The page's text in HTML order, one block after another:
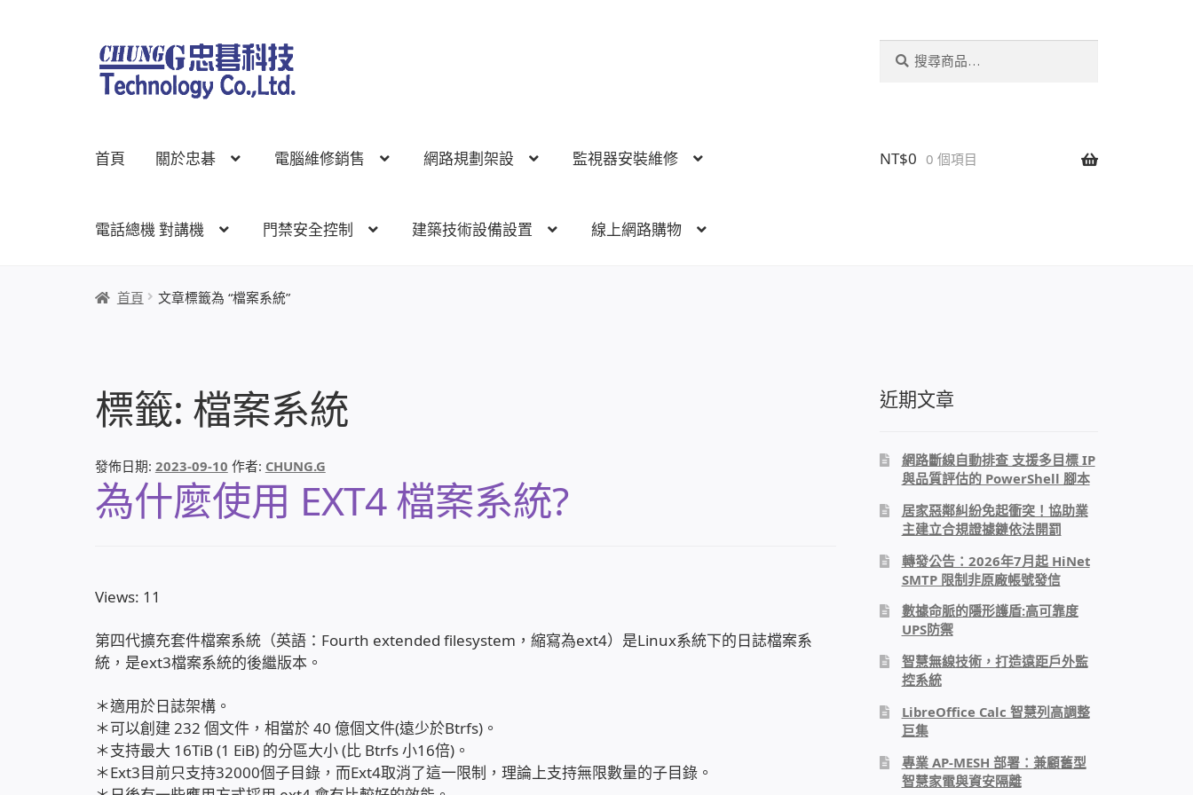
跳
至
導
跳
至
主
容
首頁 關於忠碁 電腦維修銷售 網路規劃架設 監視器安裝維修
電話總機 對講機 門禁安全控制 建築技術設備設置 線上網路購物
首頁關於忠碁電腦維修銷售網路規劃架設
NT$0 0 個項目
首頁 文章標籤為 “檔案系統”
標籤: 檔案系統
發佈日期: 2023-09-10 作者: CHUNG.G
為什麼使用 EXT4 檔案系統?
Views: 11
第四代擴充套件檔案系統（英語：Fourth extended filesystem，縮寫為ext4）是Linux系統下的日誌檔案系
統，是ext3檔案系統的後繼版本。
＊適用於日誌架構。
＊可以創建 232 個文件，相當於 40 億個文件(遠少於Btrfs)。
＊支持最大 16TiB (1 EiB) 的分區大小 (比 Btrfs 小16倍)。
＊Ext3目前只支持32000個子目錄，而Ext4取消了這一限制，理論上支持無限數量的子目錄。
近期文章
網路斷線自動排查 支援多目標 IP
與品質評估的 PowerShell 腳本
居家惡鄰糾紛免起衝突！協助業
主建立合規證據鏈依法開罰
轉發公告：2026年7月起 HiNet
SMTP 限制非原廠帳號發信
數據命脈的隱形護盾:高可靠度
UPS防禦
智慧無線技術，打造遠距戶外監
控系統
LibreOffice Calc 智慧列高調整
巨集
專業 AP-MESH 部署：兼顧舊型
智慧家電與資安隔離